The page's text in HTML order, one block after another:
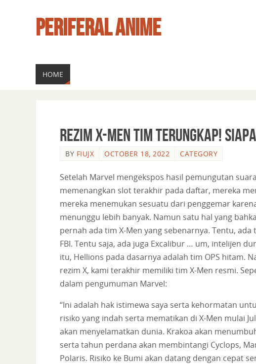
PERIFERAL ANIME
HOME
Rezim X-Men Tim Terungkap!
BY FIUJX OCTOBER 18, 2022 CATEGORY
Setelah Marvel mengekspos hasil pemungutan
memenangkan slot terakhir pada daftar, mereka
mereka menemukan sesuatu dari penggemar
menunggu lebih banyak. Namun satu hal yang
pernah ada tim X-Men yang sebenarnya. Tentu, ada
FBI. Tentu saja, ada juga Excalibur … um, intelijen
itu, Hellions pada dasarnya adalah tim OPS hitam.
rezim X, kami terakhir memiliki tim X-Men resmi.
dalam pengumuman Marvel:
“Ini adalah hak istimewa saya serta kehormatan
risiko yang indah serta mematikan di X-Men mulai
akan menyelamatkan dunia. Krakoa akan
serta tahun perdana akan membintangi Cyclops,
Polaris. Risiko ke Bumi akan datang dengan cepat